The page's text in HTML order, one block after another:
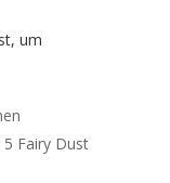
um
Fairy Dust